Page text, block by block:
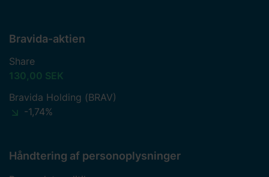
Bravida-aktien
Share
130,00 SEK
Bravida Holding (BRAV)
-1,74%
Håndtering af personoplysninger